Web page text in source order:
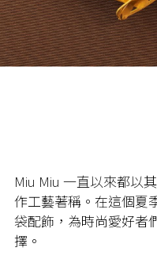
Miu Miu 一直以來都以
作工藝著稱。在這個夏
袋配飾，為時尚愛好者
擇。